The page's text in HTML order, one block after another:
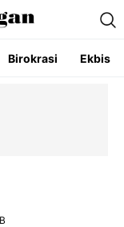
Birokrasi Ekbis